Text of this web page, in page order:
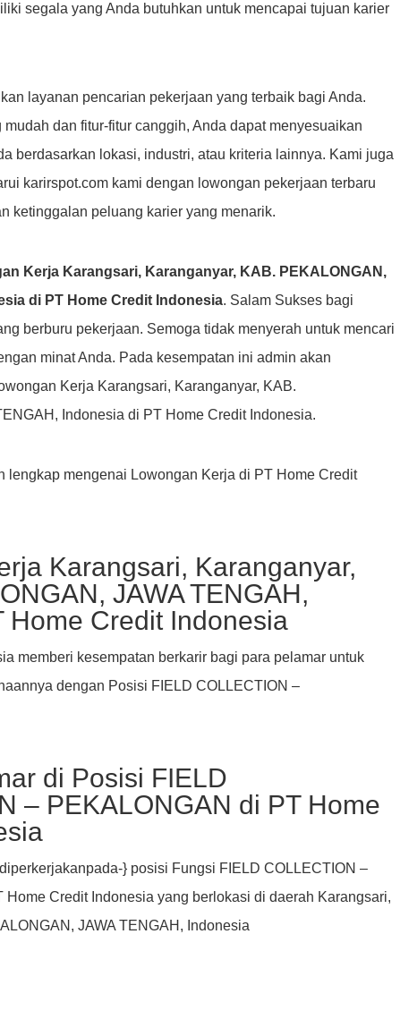
segala yang Anda butuhkan untuk mencapai tujuan karier
layanan pencarian pekerjaan yang terbaik bagi Anda.
dan fitur-fitur canggih, Anda dapat menyesuaikan
berdasarkan lokasi, industri, atau kriteria lainnya. Kami juga
karirspot.com kami dengan lowongan pekerjaan terbaru
ketinggalan peluang karier yang menarik.
Kerja Karangsari, Karanganyar, KAB. PEKALONGAN,
di PT Home Credit Indonesia. Salam Sukses bagi
berburu pekerjaan. Semoga tidak menyerah untuk mencari
minat Anda. Pada kesempatan ini admin akan
Kerja Karangsari, Karanganyar, KAB.
Indonesia di PT Home Credit Indonesia.
lengkap mengenai Lowongan Kerja di PT Home Credit
Karangsari, Karanganyar,
JAWA TENGAH,
Home Credit Indonesia
memberi kesempatan berkarir bagi para pelamar untuk
dengan Posisi FIELD COLLECTION –
di Posisi FIELD
– PEKALONGAN di PT Home
} posisi Fungsi FIELD COLLECTION –
Home Credit Indonesia yang berlokasi di daerah Karangsari,
JAWA TENGAH, Indonesia